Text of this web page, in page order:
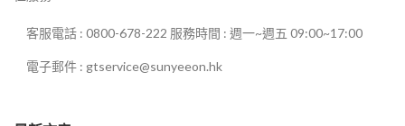
客服電話 : 0800-678-222 服務時間 : 週一~週五 09:00~17:00
電子郵件 : gtservice@sunyeeon.hk